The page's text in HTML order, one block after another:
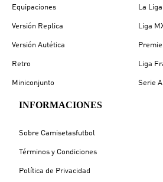
Equipaciones
Versión Replica
Versión Autética
Retro
Miniconjunto
La Liga
Liga
Liga
Serie A
INFORMACIONES
Sobre Camisetasfutbol
Términos y Condiciones
Política de Privacidad